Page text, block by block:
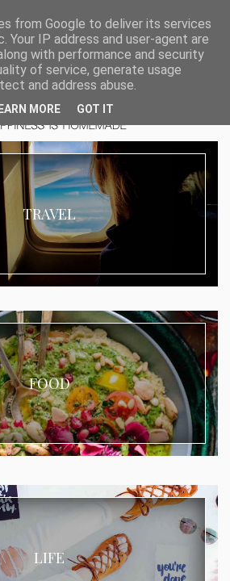
TRAVEL
FOOD
LIFE
from Google to deliver its services
Your IP address and user-agent are
with performance and security
of service, generate usage
and address abuse.
MORE GOT IT